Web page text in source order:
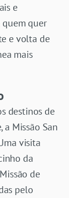
e
quem quer
e volta de
mais
destinos de
a Missão San
visita
da
de
pelo